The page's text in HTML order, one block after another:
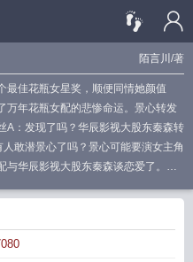
陌言川 /著
最佳花瓶女星奖，顺便同情她颜值
万年花瓶女配的悲惨命运。景心转发
：发现了吗？华辰影视大股东秦森转
敢潜景心了吗？景心可能要演女主角
与华辰影视大股东秦森谈恋爱了。秦
候演女主角？景心转头就问某人：所
，你什么时候陪——睡？
专业户 陌言川